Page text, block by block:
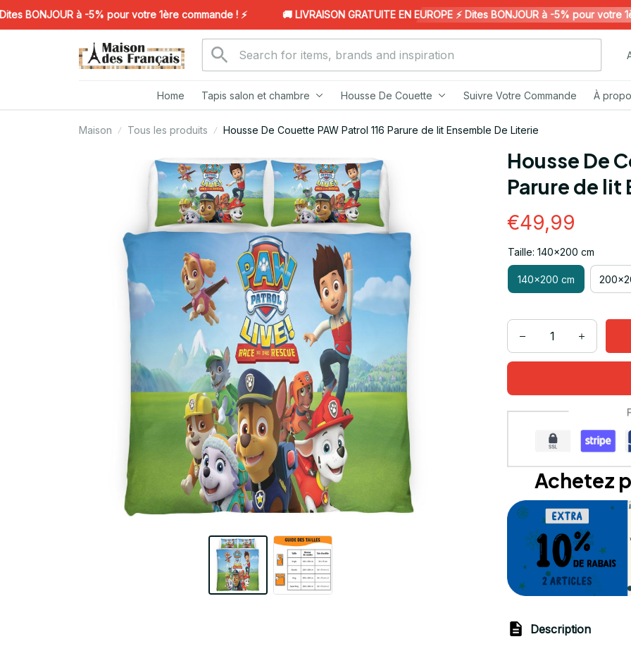
BONJOUR à -5% pour votre 1ère commande ! ⚡️ 🚚 LIVRAISON GRATUITE EN EUROPE ⚡️ Dites BONJOUR à -5% pour votre 1ère
Home Tapis salon et chambre Housse De Couette Suivre Votre Commande À
Maison Tous les produits Housse De Couette PAW Patrol 116 Parure de lit Ensemble De Literie
Housse De
Parure de lit
€49,99
Taille: 140x200 cm
140x200 cm
Achetez
Description